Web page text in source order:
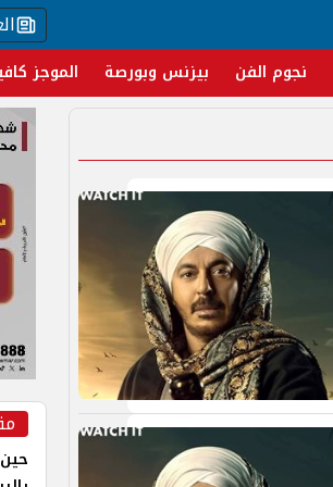
نجوم الفن بيزنس وبورصة الموجز